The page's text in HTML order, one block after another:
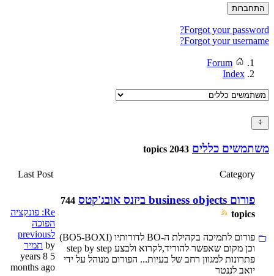
התחברות
Forgot your password?
Forgot your username?
Forum
Index
משתמשים כללים 2043 topics
Category
Last Post
פורום business objects ביזנס אובג'קטס
744
topics
פורום לתמיכה בקהילת ה-BO לדורותיו (BO5-BOXI)
וכן מקום שאפשר להוריד,לקרוא ולבצע step by step
פתרונות למגוון רחב של בעיות... הפורום מנוהל על ידי
יואב לננטר
Re: פונקציה
הפוכה
לprevious
by תמיר
5 years 8
months ago